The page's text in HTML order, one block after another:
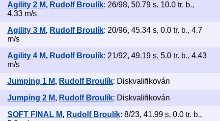
Agility 2 M, Rudolf Broulík: 26/98, 50.79 s, 10.0 tr. b.,
4.33 m/s
Agility 3 M, Rudolf Broulík: 20/96, 45.34 s, 0.0 tr. b., 4.7
m/s
Agility 4 M, Rudolf Broulík: 21/92, 49.19 s, 5.0 tr. b., 4.43
m/s
Jumping 1 M, Rudolf Broulík: Diskvalifikován
Jumping 2 M, Rudolf Broulík: Diskvalifikován
SOFT FINAL M, Rudolf Broulík: 8/23, 41.99 s, 0.0 tr. b.,